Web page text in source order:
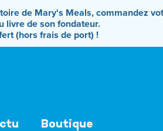
de Mary's Meals, commandez
livre de son fondateur.
(hors frais de port) !
Boutique